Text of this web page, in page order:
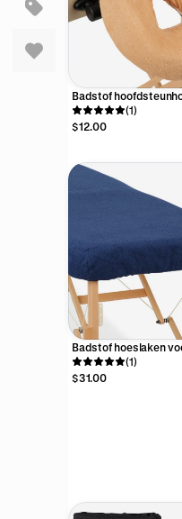
Badstof
massagetafel - Beige
(1)
$12.00
Badstof hoeslaken
(1)
$31.00